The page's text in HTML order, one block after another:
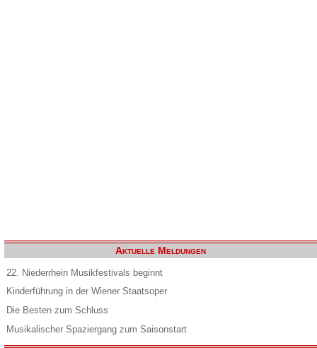
Aktuelle Meldungen
22. Niederrhein Musikfestivals beginnt
Kinderführung in der Wiener Staatsoper
Die Besten zum Schluss
Musikalischer Spaziergang zum Saisonstart